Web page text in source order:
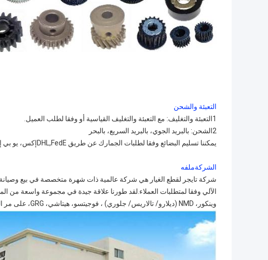
التعبئة والشحن
1التعبئة والتغليف: مع التعبئة والتغليف القياسية أو وفقا لطلب العميل.
2الشحن: بالبريد الجوي، بالبريد السريع، بالبحر
يمكننا تسليم البضائع وفقا لطلبات الجمارك عن طريق DHL,Fed E إكس، يو بي
الشركةملفه
شركة تايجر لقطع الغيار هي شركة عالمية ذات شهرة متخصصة في بيع وصيانة
وينكور، NMD (ديلارو/ تالاريس/ جلوري) ، فوجيتسو، هيتاشي، GRG، على مر السنين واكتسب سمعة كبيرة بين نظرائنا في هذه الصناعة.